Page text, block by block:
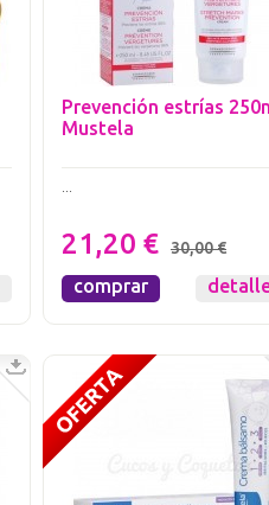
Prevención estrías
Mustela
21,20 € 30,00 €
comprar